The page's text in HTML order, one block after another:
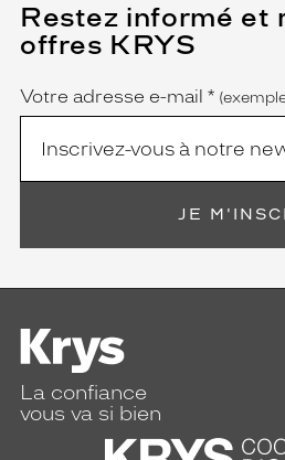
Restez informé et
offres KRYS
Name
Votre adresse e-mail *
(Ce
champ
est
JE
La confiance
vous va si bien